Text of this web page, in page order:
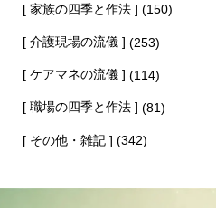
[ 家族の四季と作法 ] (150)
[ 介護現場の流儀 ] (253)
[ ケアマネの流儀 ] (114)
[ 職場の四季と作法 ] (81)
[ その他・雑記 ] (342)